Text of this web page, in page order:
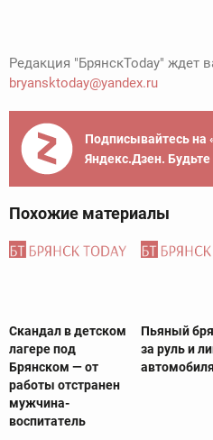
Редакция "БрянскToday" ждет
bryansktoday@yandex.ru
Подписывайтесь на
Яндекс.Дзен.
Похожие материалы
Скандал в детском
лагере под
Брянском — от
работы отстранен
мужчина-
воспитатель
Пьяный
за руль и
автомобиля